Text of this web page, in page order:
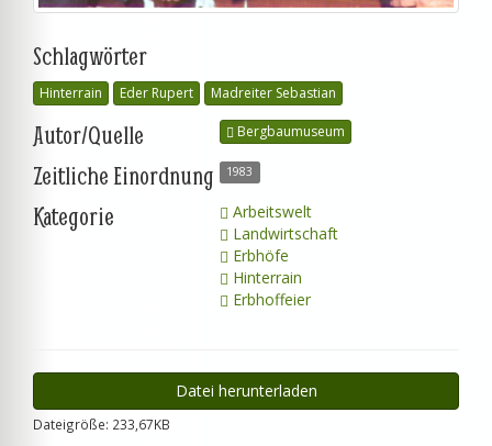
Schlagwörter
Hinterrain Eder Rupert Madreiter Sebastian
Autor/Quelle Bergbaumuseum
Zeitliche Einordnung 1983
Kategorie
Arbeitswelt
Landwirtschaft
Erbhöfe
Hinterrain
Erbhoffeier
Datei herunterladen
Dateigröße: 233,67KB